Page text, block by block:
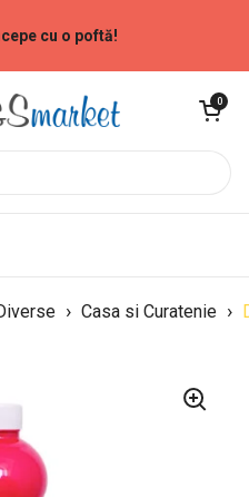
cu o poftă!
Deschide
0
› Casa si Curatenie ›